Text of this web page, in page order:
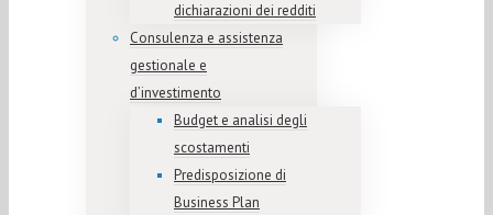
dichiarazioni dei redditi
Consulenza e assistenza
gestionale e
d’investimento
Budget e analisi degli
scostamenti
Predisposizione di
Business Plan